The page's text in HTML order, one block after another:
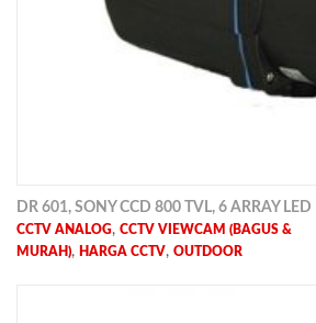
DR 601, SONY CCD 800 TVL, 6 ARRAY LED
CCTV ANALOG, CCTV VIEWCAM (BAGUS &
MURAH), HARGA CCTV, OUTDOOR